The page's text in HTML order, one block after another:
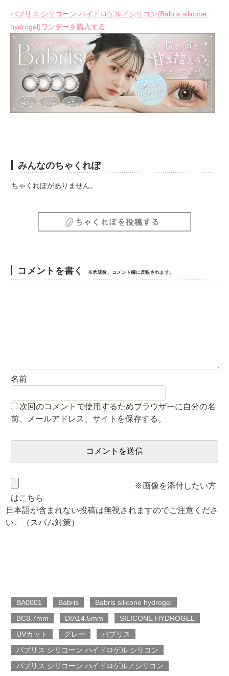
バブリス シリコーン ハイドロゲル／シリコン(Babris silicone
hydrogel)ワンデーを購入する
みんなのちゃくれぽ
ちゃくれぽがありません。
コメントを書く ※承認後、コメント欄に反映されます。
名前
次回のコメントで使用するためブラウザーに自分の名
前、メールアドレス、サイトを保存する。
※画像を添付したい方
はこちら
日本語が含まれない投稿は無視されますのでご注意くださ
い。（スパム対策）
BA0001 Babris
Babris silicone hydrogel
BC8.7mm
DIA14.5mm
SILICONE HYDROGEL
UVカット
グレー
バブリス
バブリス シリコーン ハイドロゲル シリコン
バブリス シリコーン ハイドロゲル／シリコン